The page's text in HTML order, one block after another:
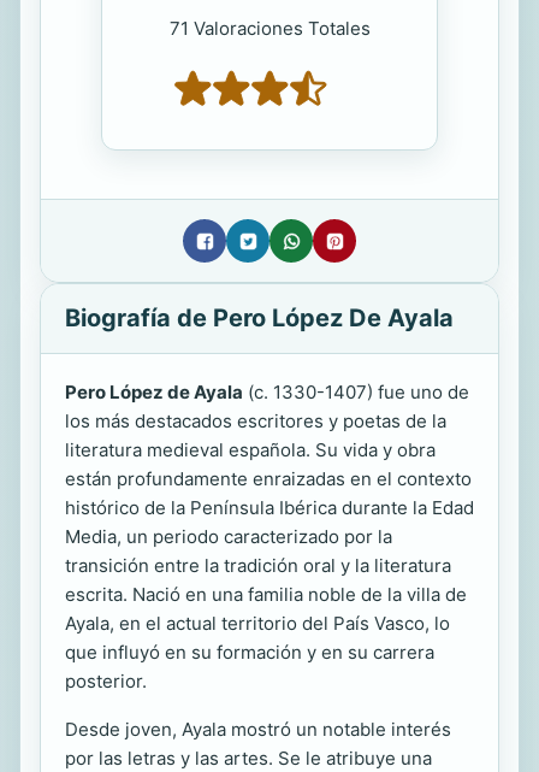
71 Valoraciones Totales
Biografía de Pero López De Ayala
Pero López de Ayala (c. 1330-1407) fue uno de
los más destacados escritores y poetas de la
literatura medieval española. Su vida y obra
están profundamente enraizadas en el contexto
histórico de la Península Ibérica durante la Edad
Media, un periodo caracterizado por la
transición entre la tradición oral y la literatura
escrita. Nació en una familia noble de la villa de
Ayala, en el actual territorio del País Vasco, lo
que influyó en su formación y en su carrera
posterior.
Desde joven, Ayala mostró un notable interés
por las letras y las artes. Se le atribuye una